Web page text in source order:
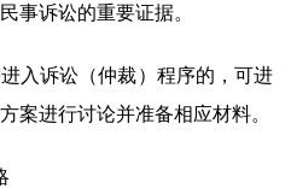
事诉讼的重要证据。
入诉讼（仲裁）程序的，可进
案进行讨论并准备相应材料。